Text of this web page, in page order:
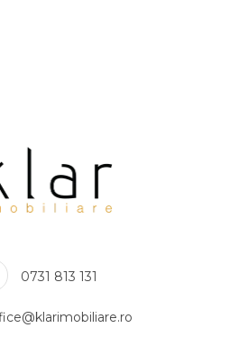
Napoca Calea Turzii
Napoca Iris
Napoca Andrei Muresanu
de vanzare
0731 813 131